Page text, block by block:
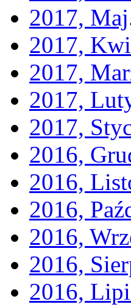
2017, Maj
2017,
2017,
2017,
2017,
2016,
2016,
2016,
2016,
2016,
2016,